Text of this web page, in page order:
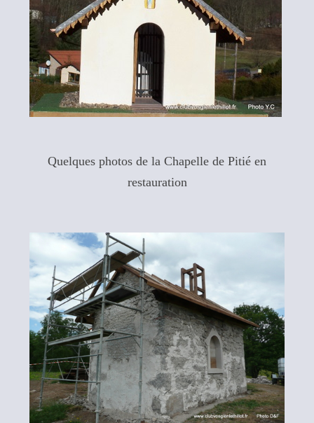
Quelques photos de la Chapelle de Pitié en
restauration